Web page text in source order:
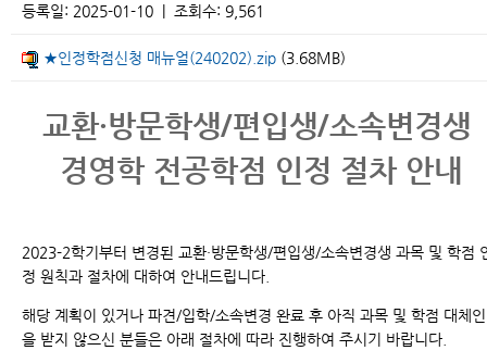
등록일: 2025-01-10 | 조회수: 9,561
★인정학점신청 매뉴얼(240202).zip (3.68MB)
교환·방문학생/편입생/소속변경생
경영학 전공학점 인정 절차 안내
2023-2학기부터 변경된 교환·방문학생/편입생/소속변경생 과목 및 학점
정 원칙과 절차에 대하여 안내드립니다.
해당 계획이 있거나 파견/입학/소속변경 완료 후 아직 과목 및 학점 대체
을 받지 않으신 분들은 아래 절차에 따라 진행하여 주시기 바랍니다.